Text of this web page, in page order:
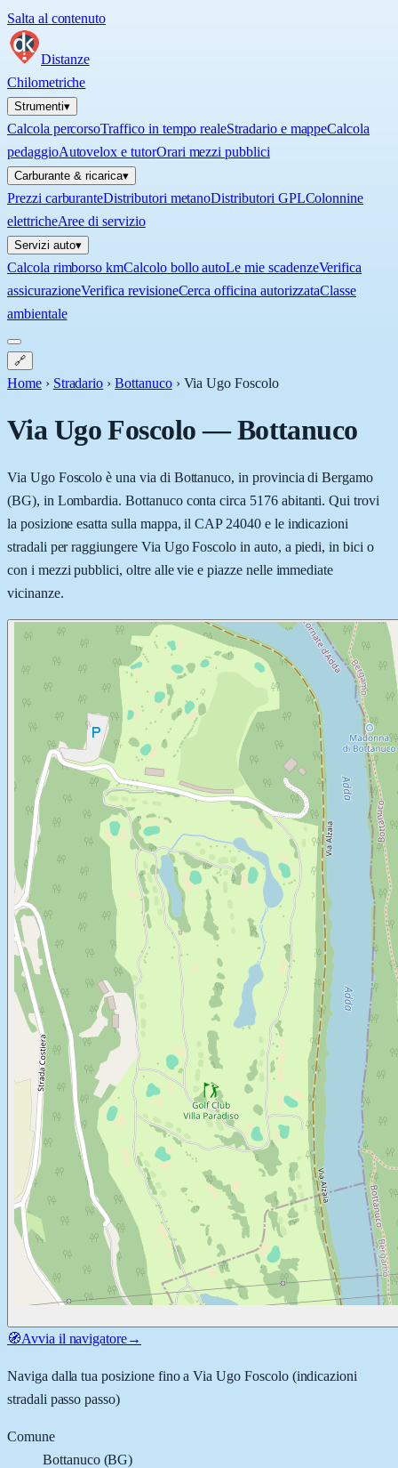
Salta al contenuto
Distanze
Chilometriche
Strumenti▾
Calcola percorsoTraffico in tempo realeStradario e mappeCalcola
pedaggioAutovelox e tutorOrari mezzi pubblici
Carburante & ricarica▾
Prezzi carburanteDistributori metanoDistributori GPLColonnine
elettricheAree di servizio
Servizi auto▾
Calcola rimborso kmCalcolo bollo autoLe mie scadenzeVerifica
assicurazioneVerifica revisioneCerca officina autorizzataClasse
ambientale
🔗
Home › Stradario › Bottanuco › Via Ugo Foscolo
Via Ugo Foscolo—Bottanuco
Via Ugo Foscolo è una via di Bottanuco, in provincia di Bergamo
(BG), in Lombardia. Bottanuco conta circa 5176 abitanti. Qui trovi
la posizione esatta sulla mappa, il CAP 24040 e le indicazioni
stradali per raggiungere Via Ugo Foscolo in auto, a piedi, in bici o
con i mezzi pubblici, oltre alle vie e piazze nelle immediate
vicinanze.
🧭Avvia il navigatore→
Naviga dalla tua posizione fino aVia Ugo Foscolo(indicazioni
stradali passo passo)
Comune
Bottanuco(BG)